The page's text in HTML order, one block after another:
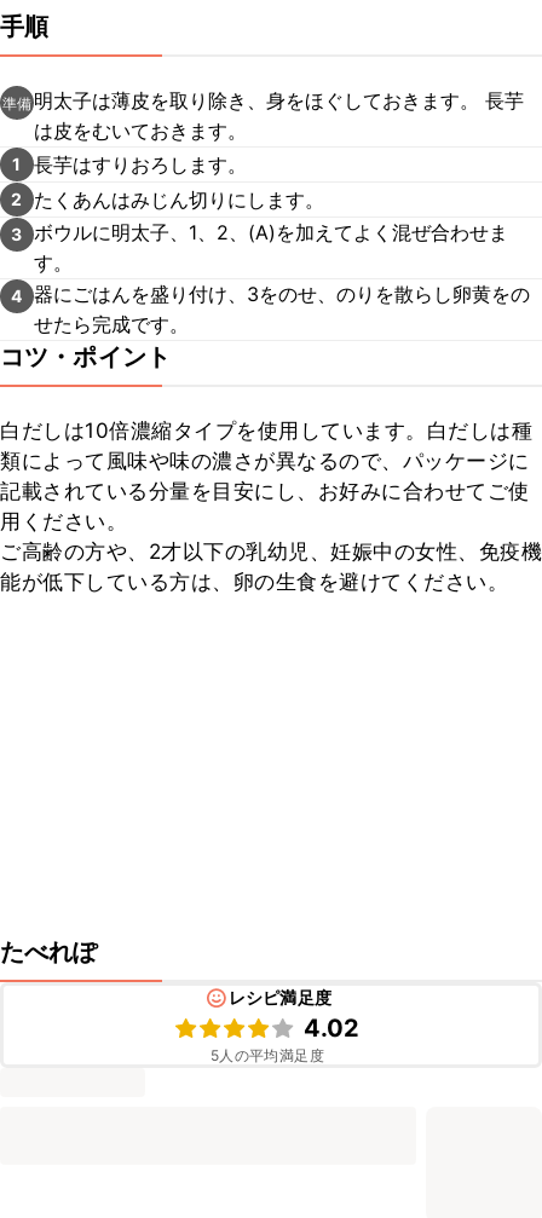
手順
準備 明太子は薄皮を取り除き、身をほぐしておきます。 長芋
は皮をむいておきます。
1 長芋はすりおろします。
2 たくあんはみじん切りにします。
3 ボウルに明太子、1、2、(A)を加えてよく混ぜ合わせま
す。
4 器にごはんを盛り付け、3をのせ、のりを散らし卵黄をの
せたら完成です。
コツ・ポイント
白だしは10倍濃縮タイプを使用しています。白だしは種
類によって風味や味の濃さが異なるので、パッケージに
記載されている分量を目安にし、お好みに合わせてご使
用ください。
ご高齢の方や、2才以下の乳幼児、妊娠中の女性、免疫機
能が低下している方は、卵の生食を避けてください。
たべれぽ
レシピ満足度
4.02
5人の平均満足度